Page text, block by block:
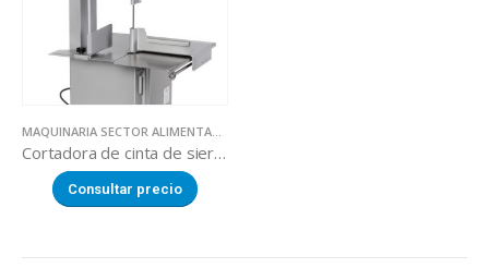
Cortadora de cinta de sierra trifásica BC-2200
Consultar precio